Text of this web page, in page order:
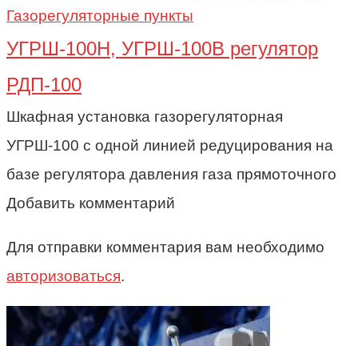
Газорегуляторные пункты
УГРШ-100Н, УГРШ-100В регулятор
РДП-100
Шкафная установка газорегуляторная
УГРШ-100 с одной линией редуцирования на
базе регулятора давления газа прямоточного
Добавить комментарий
Для отправки комментария вам необходимо
авторизоваться.